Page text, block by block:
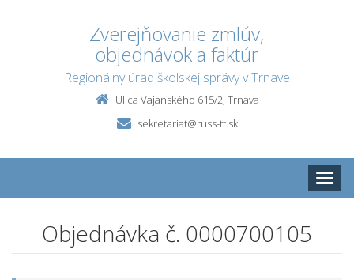
Zverejňovanie zmlúv,
objednávok a faktúr
Regionálny úrad školskej správy v Trnave
Ulica Vajanského 615/2, Trnava
sekretariat@russ-tt.sk
Toggle
Objednávka č. 0000700105